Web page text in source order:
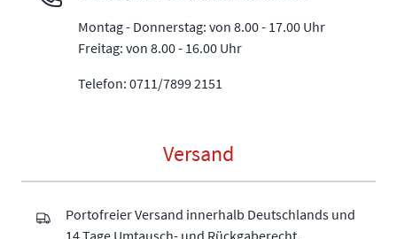
Montag - Donnerstag: von 8.00 - 17.00 Uhr
Freitag: von 8.00 - 16.00 Uhr
Telefon: 0711/7899 2151
Versand
Portofreier Versand innerhalb Deutschlands und
14 Tage Umtausch- und Rückgaberecht.